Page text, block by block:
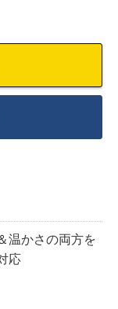
温かさの両方を
応